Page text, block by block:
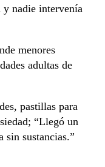
y nadie intervenía
menores
adultas de
pastillas para
“Llegó un
sin sustancias.”